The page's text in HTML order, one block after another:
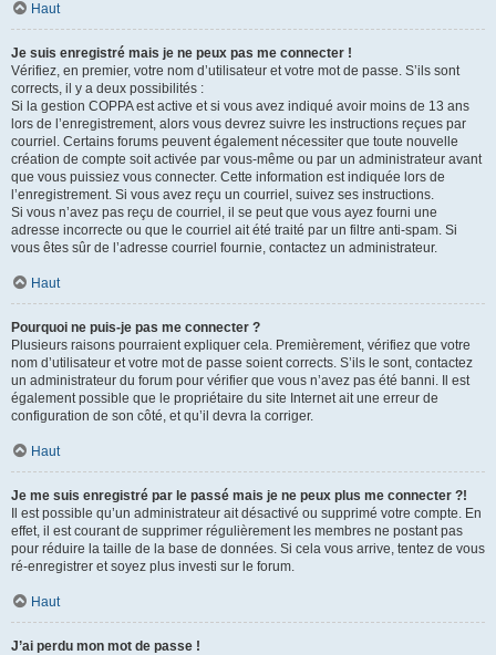
Haut
Je suis enregistré mais je ne peux pas me connecter !
Vérifiez, en premier, votre nom d’utilisateur et votre mot de passe. S’ils sont
corrects, il y a deux possibilités :
Si la gestion COPPA est active et si vous avez indiqué avoir moins de 13 ans
lors de l’enregistrement, alors vous devrez suivre les instructions reçues par
courriel. Certains forums peuvent également nécessiter que toute nouvelle
création de compte soit activée par vous-même ou par un administrateur avant
que vous puissiez vous connecter. Cette information est indiquée lors de
l’enregistrement. Si vous avez reçu un courriel, suivez ses instructions.
Si vous n’avez pas reçu de courriel, il se peut que vous ayez fourni une
adresse incorrecte ou que le courriel ait été traité par un filtre anti-spam. Si
vous êtes sûr de l’adresse courriel fournie, contactez un administrateur.
Haut
Pourquoi ne puis-je pas me connecter ?
Plusieurs raisons pourraient expliquer cela. Premièrement, vérifiez que votre
nom d’utilisateur et votre mot de passe soient corrects. S’ils le sont, contactez
un administrateur du forum pour vérifier que vous n’avez pas été banni. Il est
également possible que le propriétaire du site Internet ait une erreur de
configuration de son côté, et qu’il devra la corriger.
Haut
Je me suis enregistré par le passé mais je ne peux plus me connecter ?!
Il est possible qu’un administrateur ait désactivé ou supprimé votre compte. En
effet, il est courant de supprimer régulièrement les membres ne postant pas
pour réduire la taille de la base de données. Si cela vous arrive, tentez de vous
ré-enregistrer et soyez plus investi sur le forum.
Haut
J’ai perdu mon mot de passe !